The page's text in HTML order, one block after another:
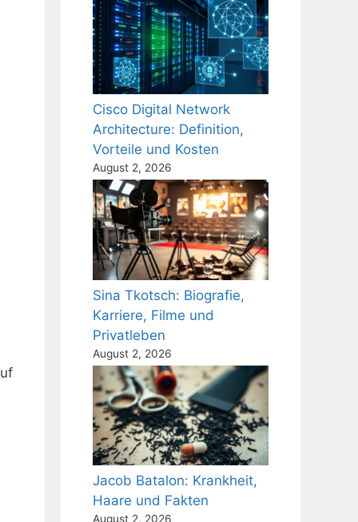
Cisco Digital Network
Architecture: Definition,
Vorteile und Kosten
August 2, 2026
Sina Tkotsch: Biografie,
Karriere, Filme und
Privatleben
August 2, 2026
Jacob Batalon: Krankheit,
Haare und Fakten
August 2, 2026